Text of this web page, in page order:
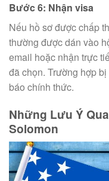
Bước 6: Nhận visa
Nếu hồ sơ được chấp
thường được dán vào
email hoặc nhận trực
đã chọn. Trường hợp
báo chính thức.
Những Lưu Ý
Solomon